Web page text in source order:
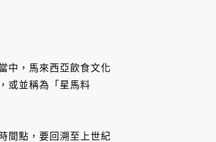
中，馬來西亞飲食文化
或並稱為「星馬料
間點，要回溯至上世紀